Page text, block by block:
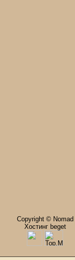
Copyright © Nomad
Хостинг beget